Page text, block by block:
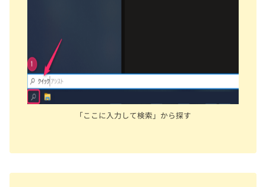
「ここに入力して検索」から探す